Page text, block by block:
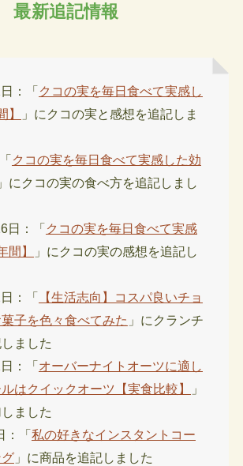
最新追記情報
：「クコの実を毎日食べて実感し
】
」にクコの実と感想を追記しま
クコの実を毎日食べて実感した効
」にクコの実の食べ方を追記しまし
日：「クコの実を毎日食べて実感
間】
」にクコの実の感想を追記し
：「 【生活志向】コスパ良いチョ
子を色々食べてみた 」にクランチ
ました
：「オーバーナイトオーツに適し
はクイックオーツ【実食比較】
」
ました
：「私の好きなインスタントコー
」に商品を追記しました